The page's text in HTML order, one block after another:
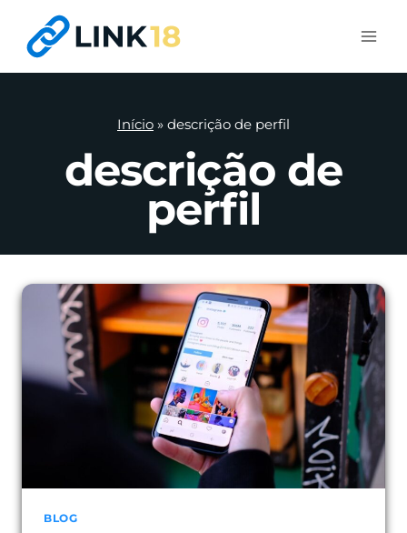
para
Início » descrição de perfil
descrição de
perfil
BLOG